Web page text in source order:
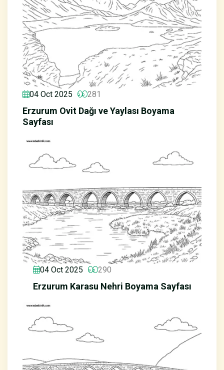
04 Oct 2025 281
Erzurum Ovit Dağı ve Yaylası Boyama
Sayfası
04 Oct 2025 290
Erzurum Karasu Nehri Boyama Sayfası